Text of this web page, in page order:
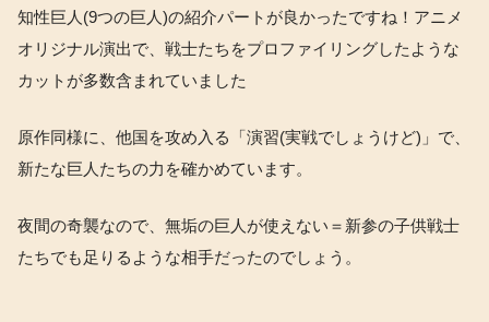
知性巨人(9つの巨人)の紹介パートが良かったですね！アニメ
オリジナル演出で、戦士たちをプロファイリングしたような
カットが多数含まれていました
原作同様に、他国を攻め入る「演習(実戦でしょうけど)」で、
新たな巨人たちの力を確かめています。
夜間の奇襲なので、無垢の巨人が使えない＝新参の子供戦士
たちでも足りるような相手だったのでしょう。